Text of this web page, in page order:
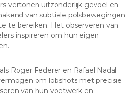
vertonen uitzonderlijk gevoel en
van subtiele polsbewegingen
te bereiken. Het observeren van
inspireren om hun eigen
Roger Federer en Rafael Nadal
om lobshots met precisie
van hun voetwerk en